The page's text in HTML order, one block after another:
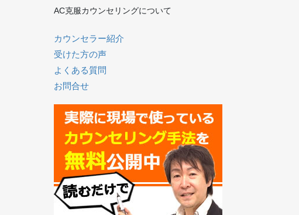
AC克服カウンセリングについて
カウンセラー紹介
受けた方の声
よくある質問
お問合せ